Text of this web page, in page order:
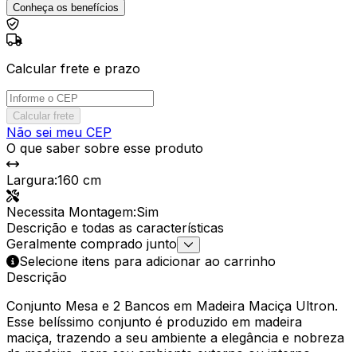
Conheça os benefícios
Calcular frete e prazo
Calcular frete
Não sei meu CEP
O que saber sobre esse produto
Largura:160 cm
Necessita Montagem:Sim
Descrição e todas as características
Geralmente comprado junto
Selecione itens para adicionar ao carrinho
Descrição
Conjunto Mesa e 2 Bancos em Madeira Maciça Ultron.
Esse belíssimo conjunto é produzido em madeira
maciça, trazendo a seu ambiente a elegância e nobreza